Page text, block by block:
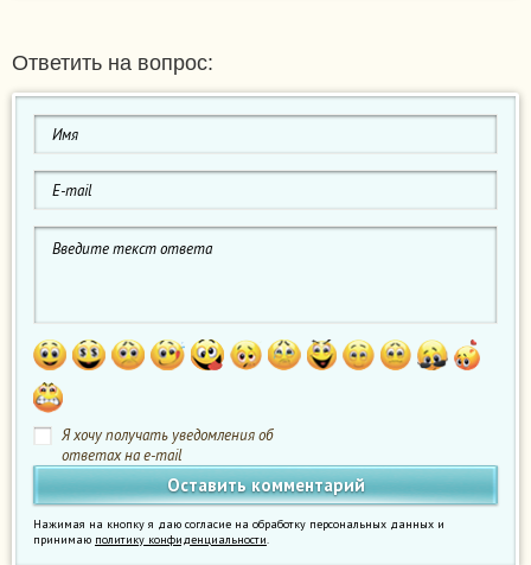
Ответить на вопрос:
Я хочу получать уведомления об
ответах на e-mail
Нажимая на кнопку я даю согласие на обработку персональных данных и
принимаю политику конфиденциальности.